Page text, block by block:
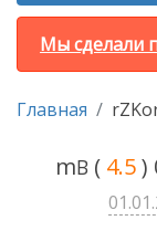
Мы сделали
Главная
mB ( 4.5)